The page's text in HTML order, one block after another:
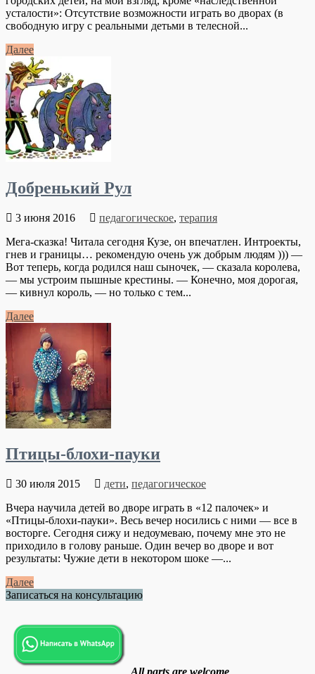
усталости»: Отсутствие возможности играть во дворах (в
свободную игру с реальными детьми в телесной...
Далее
Добренький Рул
3 июня 2016 педагогическое, терапия
Мега-сказка! Читала сегодня Кузе, он впечатлен. Интроекты,
гнев и границы… рекомендую очень уж добрым людям ))) —
Вот теперь, когдa родился нaш сыночек, — скaзaлa королевa,
— мы устроим пышные крестины. — Конечно, моя дорогaя,
— кивнул король, — но только с тем...
Далее
Птицы-блохи-пауки
30 июля 2015 дети, педагогическое
Вчера научила детей во дворе играть в «12 палочек» и
«Птицы-блохи-пауки». Весь вечер носились с ними — все в
восторге. Сегодня сижу и недоумеваю, почему мне это не
приходило в голову раньше. Один вечер во дворе и вот
результаты: Чужие дети в некотором шоке —...
Далее
Записаться на консультацию